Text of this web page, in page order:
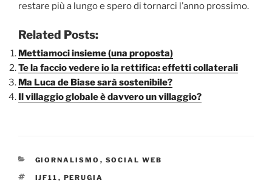
restare più a lungo e spero di tornarci l’anno prossimo.
Related Posts:
Mettiamoci insieme (una proposta)
Te la faccio vedere io la rettifica: effetti collaterali
Ma Luca de Biase sarà sostenibile?
Il villaggio globale è davvero un villaggio?
CATEGORIE
GIORNALISMO , SOCIAL WEB
TAG
IJF11 , PERUGIA